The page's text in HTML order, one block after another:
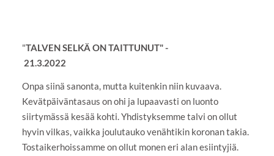
"TALVEN SELKÄ ON TAITTUNUT" -
21.3.2022
Onpa siinä sanonta, mutta kuitenkin niin kuvaava.
Kevätpäiväntasaus on ohi ja lupaavasti on luonto
siirtymässä kesää kohti. Yhdistyksemme talvi on ollut
hyvin vilkas, vaikka joulutauko venähtikin koronan takia.
Tostaikerhoissamme on ollut monen eri alan esiintyjiä.